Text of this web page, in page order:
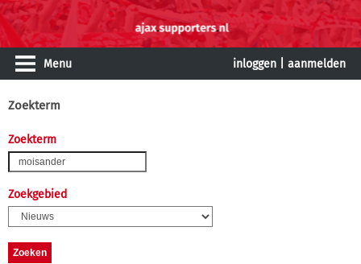
Menu inloggen aanmelden
Zoekterm
Zoekterm
Zoekgebied